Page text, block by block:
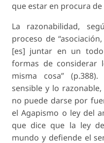
que estar en procura
La razonabilidad,
proceso de
[es] juntar en un
formas de considerar
misma cosa”
sensible y lo
no puede darse por
el Agapismo o ley del
que dice que la ley
mundo y defiende el